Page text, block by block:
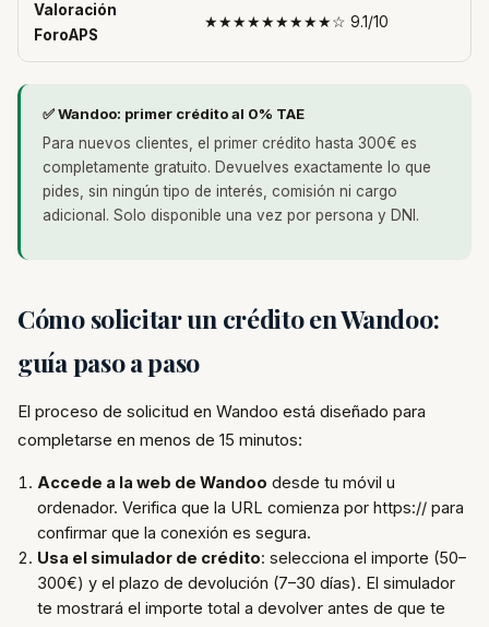
Valoración
ForoAPS
★★★★★★★★★☆ 9.1/10
✅ Wandoo: primer crédito al 0% TAE
Para nuevos clientes, el primer crédito hasta 300€ es
completamente gratuito. Devuelves exactamente lo que
pides, sin ningún tipo de interés, comisión ni cargo
adicional. Solo disponible una vez por persona y DNI.
Cómo solicitar un crédito en Wandoo:
guía paso a paso
El proceso de solicitud en Wandoo está diseñado para
completarse en menos de 15 minutos:
Accede a la web de Wandoo desde tu móvil u
ordenador. Verifica que la URL comienza por https:// para
confirmar que la conexión es segura.
Usa el simulador de crédito: selecciona el importe (50–
300€) y el plazo de devolución (7–30 días). El simulador
te mostrará el importe total a devolver antes de que te